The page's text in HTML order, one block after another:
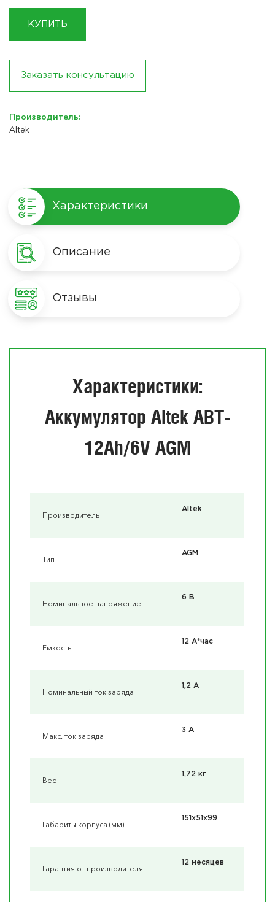
КУПИТЬ
Заказать консультацию
Производитель:
Altek
Характеристики
Описание
Отзывы
Характеристики:
Аккумулятор Altek ABT-
12Ah/6V AGM
Производитель
Altek
Тип
AGM
Номинальное напряжение
6 В
Емкость
12 А*час
Номинальный ток заряда
1,2 А
Макс. ток заряда
3 А
Вес
1,72 кг
Габариты корпуса (мм)
151x51x99
Гарантия от производителя
12 месяцев